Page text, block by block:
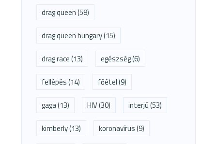
drag queen(58)
drag queen hungary(15)
drag race(13) egészség(6)
fellépés(14) főétel(9)
gaga(13) HIV(30) interjú(53)
kimberly(13) koronavírus(9)